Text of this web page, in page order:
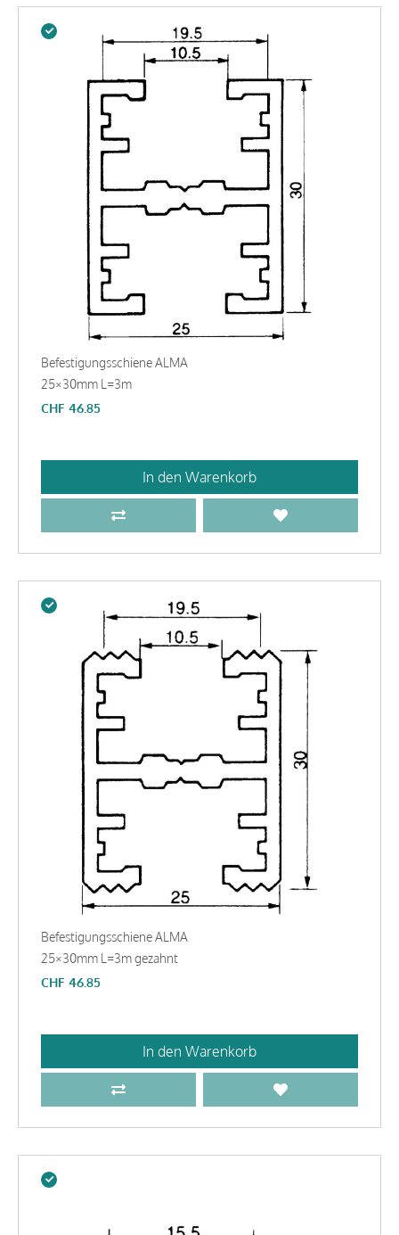
Befestigungsschiene ALMA
25×30mm L=3m
CHF 46.85
In den Warenkorb
Befestigungsschiene ALMA
25×30mm L=3m gezahnt
CHF 46.85
In den Warenkorb